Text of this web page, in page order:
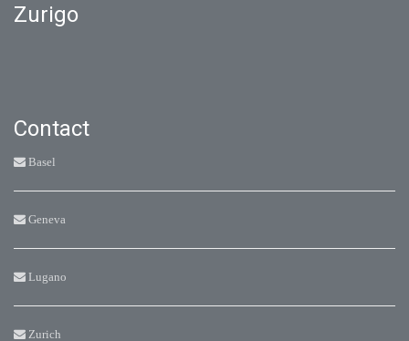
Zurigo
Contact
Basel
Geneva
Lugano
Zurich